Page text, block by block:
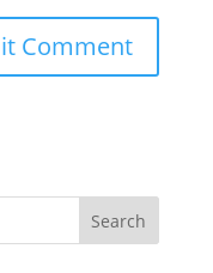
Search